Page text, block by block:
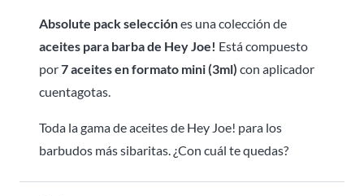
Absolute pack selecciónes una colección de
aceites para barba de Hey Joe! Está compuesto
por7 aceites en formato mini (3ml) con aplicador
cuentagotas.
Toda la gama de aceites de Hey Joe! para los
barbudos más sibaritas. ¿Con cuál te quedas?